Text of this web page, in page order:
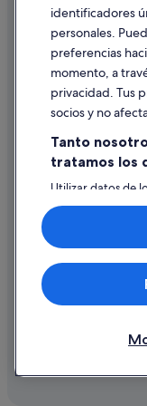
Ayuda
Cancelar un vuelo
Cancelar una reserva
Utilizar un cupón de
Documentos para
© 2026 Expedia, Inc.,
derechos reservados.
comerciales o marcas
identificadores
personales.
preferencias
momento, a
privacidad. Tus
socios y no
Tanto
tratamos los
Utilizar datos de
activamente las
identificación.
y/o acceder a
medición de
audiencia y
Lista de